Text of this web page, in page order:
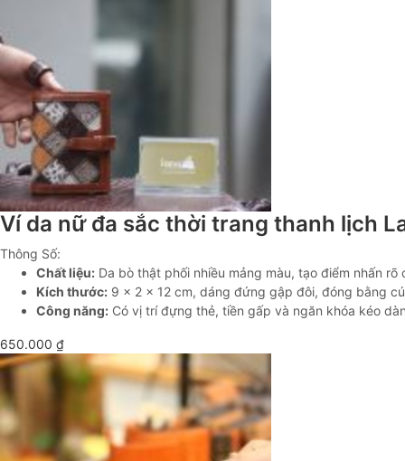
Ví da nữ đa sắc thời trang thanh lịch
Thông Số:
Chất liệu: Da bò thật phối nhiều mảng màu, tạo điểm nhấn rõ
Kích thước: 9 × 2 × 12 cm, dáng đứng gập đôi, đóng bằng
Công năng: Có vị trí đựng thẻ, tiền gấp và ngăn khóa kéo
650.000 ₫